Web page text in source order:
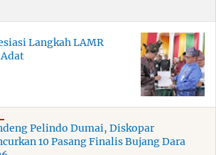
Langkah LAMR
Pelindo Dumai, Diskopar
10 Pasang Finalis Bujang Dara